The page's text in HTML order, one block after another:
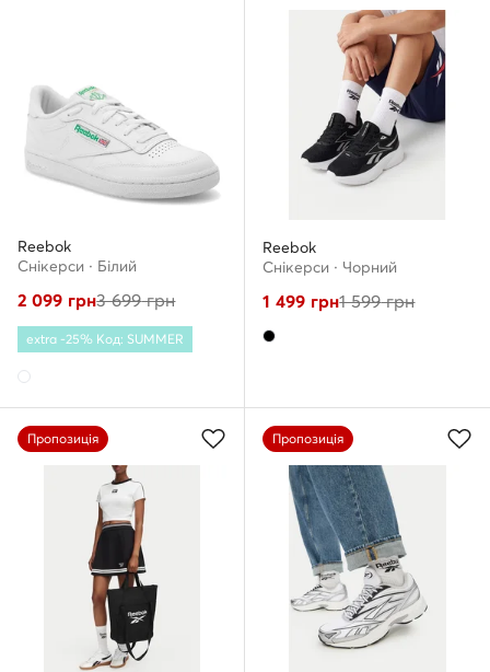
Reebok
Снікерcи · Білий
2 099 грн3 699грн
extra -25% Код: SUMMER
Reebok
Снікерcи · Чорний
1 499 грн1 599грн
Пропозиція Пропозиція